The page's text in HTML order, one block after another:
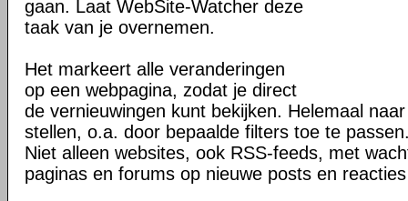
gaan. Laat WebSite-Watcher deze
taak van je overnemen.
Het markeert alle veranderingen
op een webpagina, zodat je direct
de vernieuwingen kunt bekijken. Helemaal
stellen, o.a. door bepaalde filters toe te
Niet alleen websites, ook RSS-feeds, met
paginas en forums op nieuwe posts en